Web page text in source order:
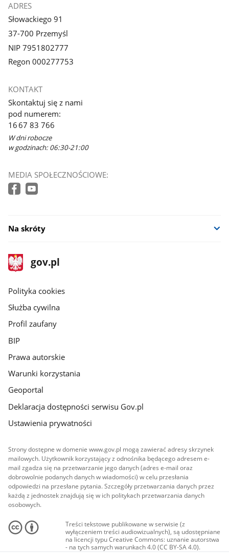
ADRES
Słowackiego 91
37-700 Przemyśl
NIP 7951802777
Regon 000277753
KONTAKT
Skontaktuj się z nami
pod numerem:
16 67 83 766
W dni robocze
w godzinach: 06:30-21:00
MEDIA SPOŁECZNOŚCIOWE:
Na skróty
stopka
gov.pl
Strona
gov.pl
gov.pl
Polityka cookies
Służba cywilna
Profil zaufany
BIP
Prawa autorskie
Warunki korzystania
Geoportal
Deklaracja dostępności serwisu Gov.pl
Ustawienia prywatności
Strony dostępne w domenie www.gov.pl mogą zawierać adresy skrzynek
mailowych. Użytkownik korzystający z odnośnika będącego adresem e-
mail zgadza się na przetwarzanie jego danych (adres e-mail oraz
dobrowolnie podanych danych w wiadomości) w celu przesłania
odpowiedzi na przesłane pytania. Szczegóły przetwarzania danych przez
każdą z jednostek znajdują się w ich politykach przetwarzania danych
osobowych.
Treści tekstowe publikowane w serwisie (z
wyłączeniem treści audiowizualnych), są udostępniane
na licencji typu Creative Commons: uznanie autorstwa
- na tych samych warunkach 4.0 (CC BY-SA 4.0).